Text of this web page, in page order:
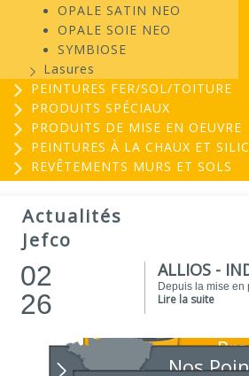
OPALE SATIN NEO
OPALE SOIE NEO
SYMBIOSE
Lasures
PEINTURES FER/SOL/TOITURE
PRODUITS SPÉCIAUX
PRODUITS DE MISE EN OEUVRE
PEINTURES À LA CHAUX ET
REVÊTEMENTS MURS ET SOLS
Actualités
Jefco
25
02
26
ALLIOS -
Depuis la mise en
Lire la suite
01
Parce que chaque
Lire la suite
Nos